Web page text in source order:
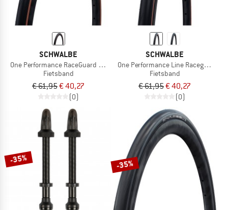
SCHWALBE
One Performance RaceGuard TLE Addix 28'' (28-622)
Fietsband
€ 61,95€ 40,27
(0)
SCHWALBE
One Performance Line Raceguard
Fietsband
€ 61,95€ 40,27
(0)
-35% -35%